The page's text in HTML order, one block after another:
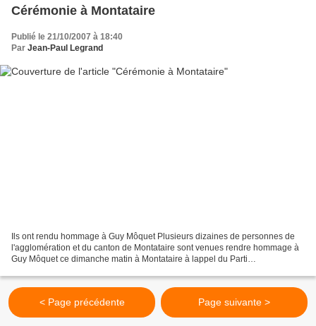
Cérémonie à Montataire
Publié le 21/10/2007 à 18:40
Par Jean-Paul Legrand
Ils ont rendu hommage à Guy Môquet Plusieurs dizaines de personnes de
l'agglomération et du canton de Montataire sont venues rendre hommage à
Guy Môquet ce dimanche matin à Montataire à lappel du Parti
< Page précédente Page suivante >